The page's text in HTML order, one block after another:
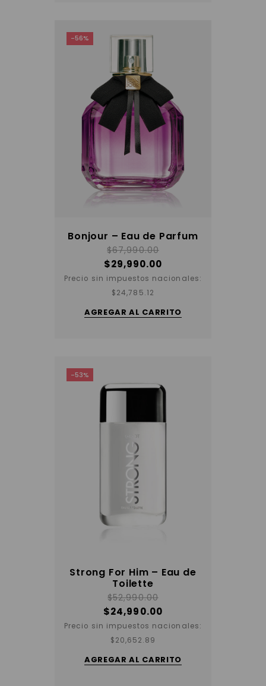
-56%
Bonjour – Eau de Parfum
$67,990.00
$29,990.00
Precio sin impuestos nacionales:
$24,785.12
AGREGAR AL CARRITO
-53%
Strong For Him – Eau de
Toilette
$52,990.00
$24,990.00
Precio sin impuestos nacionales:
$20,652.89
AGREGAR AL CARRITO